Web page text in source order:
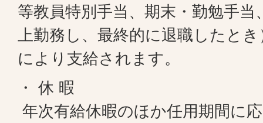
等教員特別手当、期末・勤勉手
上勤務し、最終的に退職したと
により支給されます。
・ 休 暇
年次有給休暇のほか任用期間に